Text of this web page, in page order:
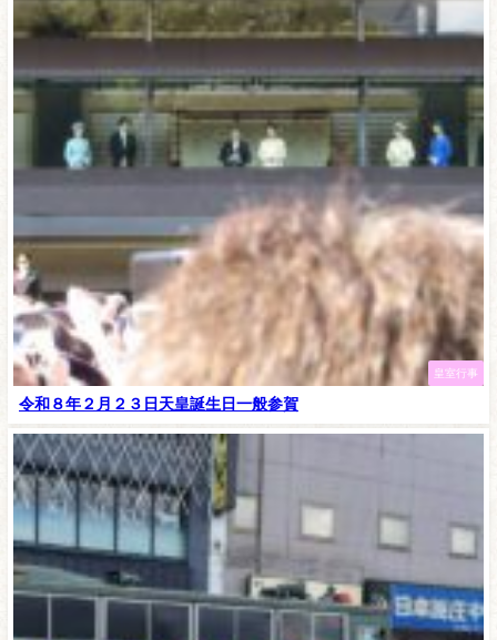
皇室行事
令和８年２月２３日天皇誕生日一般参賀